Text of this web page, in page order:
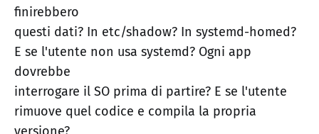
finirebbero
questi dati? In etc/shadow? In systemd-homed?
E se l'utente non usa systemd? Ogni app
dovrebbe
interrogare il SO prima di partire? E se l'utente
rimuove quel codice e compila la propria